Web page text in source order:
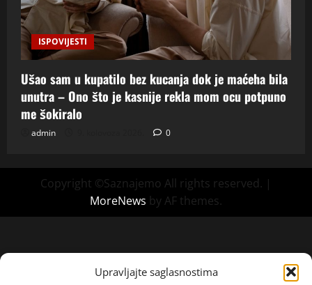
Upravljajte saglasnostima
ISPOVIJESTI
Ušao sam u kupatilo bez kucanja dok je maćeha bila
unutra – Ono što je kasnije rekla mom ocu potpuno
me šokiralo
admin 0
Copyright ©Saznajemo All rights reserved. |
MoreNews by AF themes.